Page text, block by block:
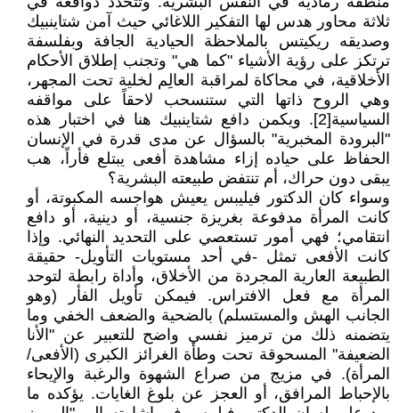
ثلاثة محاور هدس لها التفكير اللاغائي حيث آمن شتاينبيك
وصديقه ريكيتس بالملاحظة الحيادية الجافة وبفلسفة
ترتكز على رؤية الأشياء "كما هي" وتجنب إطلاق الأحكام
الأخلاقية، في محاكاة لمراقبة العالِم لخلية تحت المجهر،
وهي الروح ذاتها التي ستنسحب لاحقاً على مواقفه
السياسية[2]. ويكمن دافع شتاينبيك هنا في اختبار هذه
"البرودة المخبرية" بالسؤال عن مدى قدرة في الإنسان
الحفاظ على حياده إزاء مشاهدة أفعى يبتلع فأراً، هب
يبقى دون حراك، أم تنتفض طبيعته البشرية؟
وسواء كان الدكتور فيليبس يعيش هواجسه المكبوتة، أو
كانت المرأة مدفوعة بغريزة جنسية، أو دينية، أو دافع
انتقامي؛ فهي أمور تستعصي على التحديد النهائي. وإذا
كانت الأفعى تمثل -في أحد مستويات التأويل- حقيقة
الطبيعة العارية المجردة من الأخلاق، وأداة رابطة لتوحد
المرأة مع فعل الافتراس. فيمكن تأويل الفأر (وهو
الجانب الهش والمستسلم) بالضحية والضعف الخفي وما
يتضمنه ذلك من ترميز نفسي واضح للتعبير عن "الأنا
الضعيفة" المسحوقة تحت وطأة الغرائز الكبرى (الأفعى/
المرأة). في مزيج من صراع الشهوة والرغبة والإيحاء
بالإحباط المرافق، أو العجز عن بلوغ الغايات. يؤكده ما